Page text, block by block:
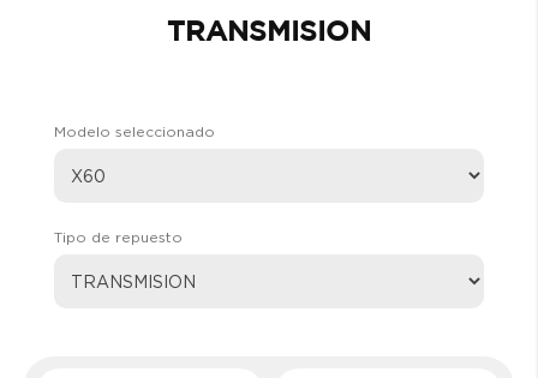
TRANSMISION
Modelo seleccionado
Tipo de repuesto